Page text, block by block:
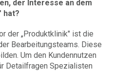
der Interesse an dem
hat?
der „Produktklinik" ist die
Bearbeitungsteams. Diese
Um den Kundennutzen
Detailfragen Spezialisten